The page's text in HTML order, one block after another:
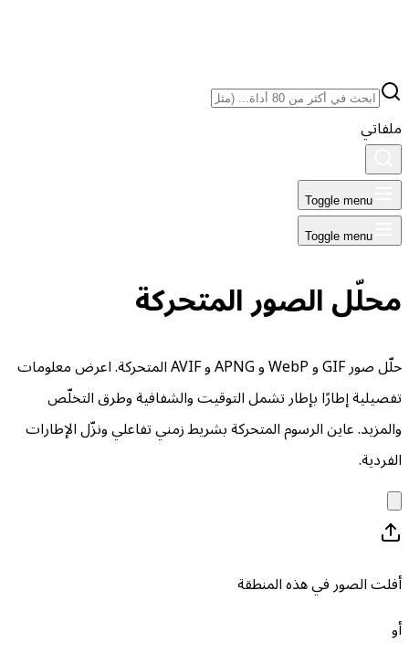
ملفاتي
Toggle menu
Toggle menu
محلّل الصور المتحركة
حلّل صور GIF و WebP و APNG و AVIF المتحركة. اعرض معلومات
تفصيلية إطارًا بإطار تشمل التوقيت والشفافية وطرق التخلّص
والمزيد. عاين الرسوم المتحركة بشريط زمني تفاعلي ونزّل الإطارات
الفردية.
أفلت الصور في هذه المنطقة
أو